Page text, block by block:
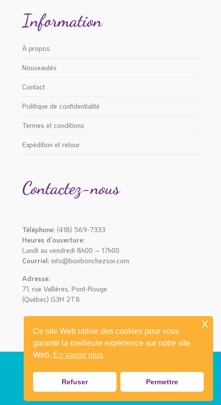
Information
À propos
Nouveautés
Contact
Politique de confidentialité
Termes et conditions
Expédition et retour
Contactez-nous
Téléphone:(418) 569-7333
Heures d’ouverture:
Lundi au vendredi 8h00 – 17h00
Courriel:info@bonbonchezsoi.com
Adresse:
71, rue Vallières, Pont-Rouge
(Québec) G3H 2T8
Ce site Web utilise des cookies pour vous
garantir la meilleure expérience sur notre site
Web. En savoir plus
Refuser Permettre
x